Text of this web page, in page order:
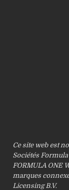
Ce site web est
Sociétés Formula
FORMULA ONE
marques
Licensing B.V.